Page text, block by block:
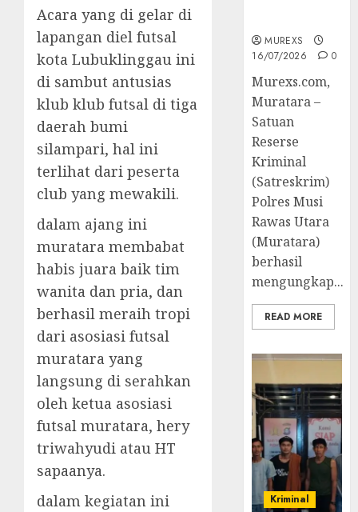
Acara yang di gelar di
lapangan diel futsal
kota Lubuklinggau ini
di sambut antusias
klub klub futsal di tiga
daerah bumi
silampari, hal ini
terlihat dari peserta
club yang mewakili.
dalam ajang ini
muratara membabat
habis juara baik tim
wanita dan pria, dan
berhasil meraih tropi
dari asosiasi futsal
muratara yang
langsung di serahkan
oleh ketua asosiasi
futsal muratara, hery
triwahyudi atau HT
sapaanya.
dalam kegiatan ini
MUREXS
16/07/2026
0
Murexs.com,
Muratara –
Satuan
Reserse
Kriminal
(Satreskrim)
Polres Musi
Rawas Utara
(Muratara)
berhasil
mengungkap...
READ MORE
Kriminal